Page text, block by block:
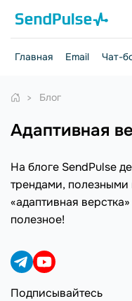
Главная Email Чат-
Блог
адаптивная
На блоге SendPulse
трендами, полезными
«адаптивная
полезное!
Подписывайтесь